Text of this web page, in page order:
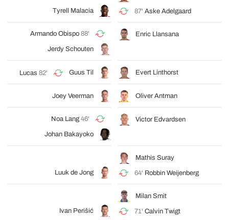
Tyrell Malacia 87' Aske Adelgaard
Armando Obispo 88'
Jerdy Schouten
Enric Llansana
Lucas 82' Guus Til Evert Linthorst
Joey Veerman Oliver Antman
Noa Lang 46'
Johan Bakayoko
Victor Edvardsen
Luuk de Jong
Mathis Suray
64' Robbin Weijenberg
Ivan Perišić
Milan Smit
71' Calvin Twigt